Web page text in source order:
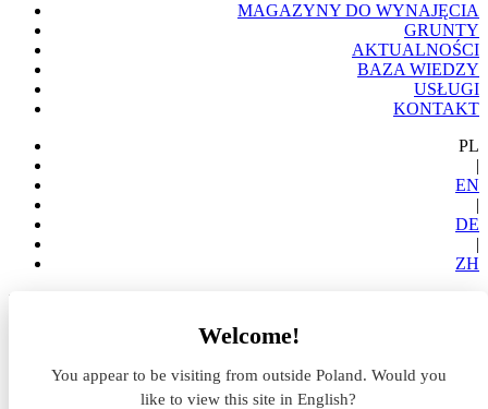
MAGAZYNY DO WYNAJĘCIA
GRUNTY
AKTUALNOŚCI
BAZA WIEDZY
USŁUGI
KONTAKT
PL
|
EN
|
DE
|
ZH
Welcome!
You appear to be visiting from outside Poland. Would you
like to view this site in English?
Lokalizacja